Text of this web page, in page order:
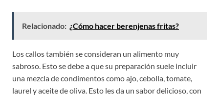
Relacionado: ¿Cómo hacer berenjenas fritas?
Los callos también se consideran un alimento muy
sabroso. Esto se debe a que su preparación suele incluir
una mezcla de condimentos como ajo, cebolla, tomate,
laurel y aceite de oliva. Esto les da un sabor delicioso, con